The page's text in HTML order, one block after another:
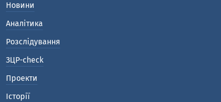
Новини
Аналітика
Розслідування
ЗЦР-check
Проекти
Історії